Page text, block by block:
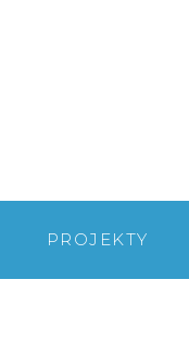
PROJEKTY